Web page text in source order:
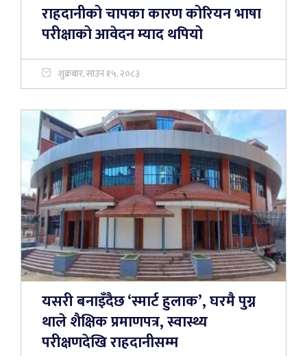
राहदानीको चापका कारण कोरियन भाषा
परीक्षाको आवेदन म्याद थपियो
शुक्रबार, साउन १५, २०८३
यसरी बनाइँदैछ ‘स्मार्ट हुलाक’, घरमै पुग्न
थाले शैक्षिक प्रमाणपत्र, स्वास्थ्य
परीक्षणदेखि राहदानीसम्म